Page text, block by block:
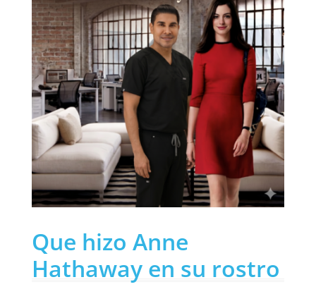
Que hizo Anne
Hathaway en su rostro